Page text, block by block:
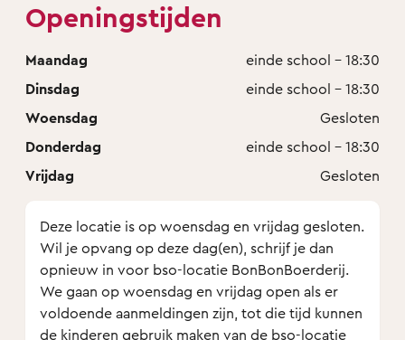
Openingstijden
Maandag
einde school - 18:30
Dinsdag
einde school - 18:30
Woensdag
Gesloten
Donderdag
einde school - 18:30
Vrijdag
Gesloten
Deze locatie is op woensdag en vrijdag gesloten.
Wil je opvang op deze dag(en), schrijf je dan
opnieuw in voor bso-locatie BonBonBoerderij.
We gaan op woensdag en vrijdag open als er
voldoende aanmeldingen zijn, tot die tijd kunnen
de kinderen gebruik maken van de bso-locatie